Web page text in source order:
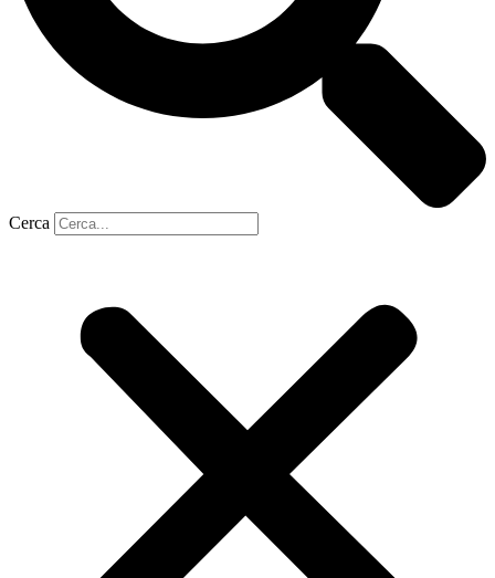
Cerca